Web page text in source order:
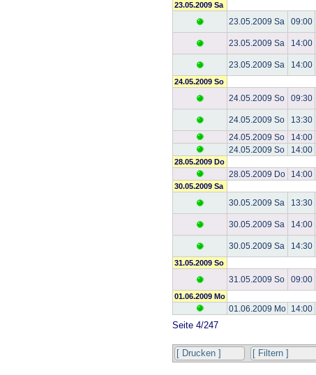
23.05.2009 Sa
23.05.2009 Sa 09:00
23.05.2009 Sa 14:00
23.05.2009 Sa
14:00
24.05.2009 So
24.05.2009 So 09:30
24.05.2009 So
13:30
24.05.2009 So
14:00
24.05.2009 So
14:00
28.05.2009 Do
28.05.2009 Do 14:00
30.05.2009 Sa
30.05.2009 Sa 13:30
30.05.2009 Sa
14:00
30.05.2009 Sa 14:30
31.05.2009 So
31.05.2009 So 09:00
01.06.2009 Mo
01.06.2009 Mo 14:00
Seite 4/247
[ Drucken ] [ Filtern ]